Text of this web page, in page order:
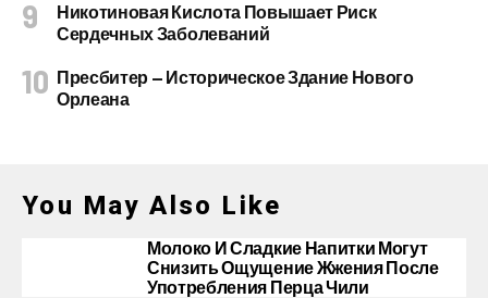
Никотиновая Кислота Повышает Риск
Сердечных Заболеваний
Пресбитер — Историческое Здание Нового
Орлеана
You May Also Like
Молоко И Сладкие Напитки Могут
Снизить Ощущение Жжения После
Употребления Перца Чили